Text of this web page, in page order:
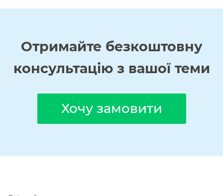
Отримайте безкоштовну
консультацію з вашої теми
Хочу замовити